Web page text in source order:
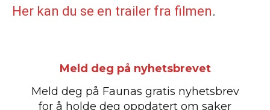
Her kan du se en trailer fra filmen.
Meld deg på nyhetsbrevet
Meld deg på Faunas gratis nyhetsbrev
for å holde deg oppdatert om saker